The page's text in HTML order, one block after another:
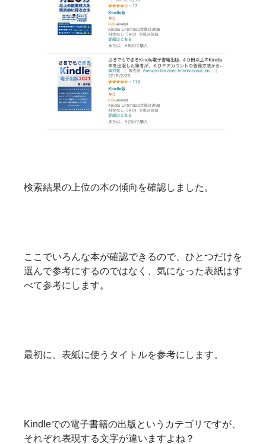
検索結果の上位の本の傾向を確認しました。
ここでいろんな本が確認できるので、ひとつだけを
選んで参考にするのではなく、気になった表紙はす
べて参考にします。
最初に、表紙に使うタイトルを参考にします。
Kindleでの電子書籍の出版というカテゴリですが、
それぞれ表現する文字が違いますよね？